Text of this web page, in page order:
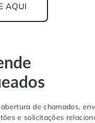
AQUI
de chamados,
e solicitações